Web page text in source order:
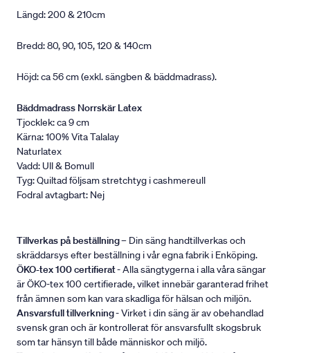
Längd: 200 & 210cm
Bredd: 80, 90, 105, 120 & 140cm
Höjd: ca 56 cm (exkl. sängben & bäddmadrass).
Bäddmadrass Norrskär Latex
Tjocklek: ca 9 cm
Kärna: 100% Vita Talalay
Naturlatex
Vadd: Ull & Bomull
Tyg: Quiltad följsam stretchtyg i cashmereull
Fodral avtagbart: Nej
Tillverkas på beställning– Din säng handtillverkas och
skräddarsys efter beställning i vår egna fabrik i Enköping.
ÖKO-tex 100 certifierat- Alla sängtygerna i alla våra sängar
är ÖKO-tex 100 certifierade, vilket innebär garanterad frihet
från ämnen som kan vara skadliga för hälsan och miljön.
Ansvarsfull tillverkning- Virket i din säng är av obehandlad
svensk gran och är kontrollerat för ansvarsfullt skogsbruk
som tar hänsyn till både människor och miljö.